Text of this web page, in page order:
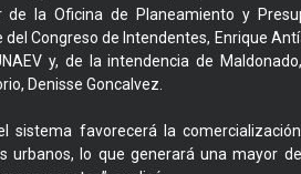
de la Oficina de Planeamiento y
Congreso de Intendentes, Enrique
y, de la intendencia de
Denisse Goncalvez.
sistema favorecerá la
urbanos, lo que generará una mayor